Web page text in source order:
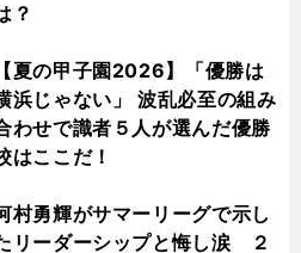
？
【夏の甲子園2026】「優勝は
浜じゃない」 波乱必至の組み
わせで識者５人が選んだ優勝
はここだ！
村勇輝がサマーリーグで示し
リーダーシップと悔し涙 ２